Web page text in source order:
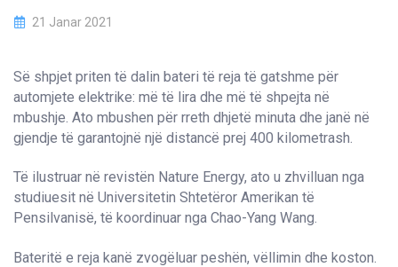
21 Janar 2021
Së shpjet priten të dalin bateri të reja të gatshme për
automjete elektrike: më të lira dhe më të shpejta në
mbushje. Ato mbushen për rreth dhjetë minuta dhe janë në
gjendje të garantojnë një distancë prej 400 kilometrash.
Të ilustruar në revistën Nature Energy, ato u zhvilluan nga
studiuesit në Universitetin Shtetëror Amerikan të
Pensilvanisë, të koordinuar nga Chao-Yang Wang.
Bateritë e reja kanë zvogëluar peshën, vëllimin dhe koston.